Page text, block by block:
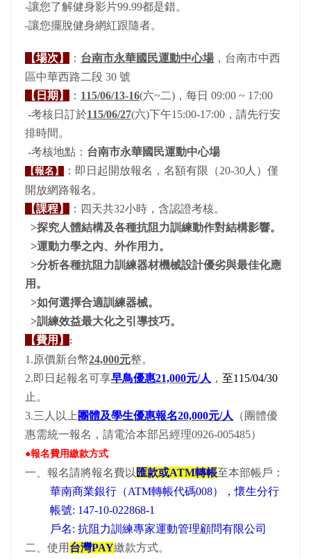
-讓您了解健身影片99.99都是錯。
-讓您擺脫健身網紅跟隨者。
【場次】 ： 台南市永華國民運動中心場，台南市中西
區中華西路二段 30 號
【日期】
： 115/06/13-16(六~二) ，每日 09:00 ~ 17:00
-考核日訂於115/06/27(六)下午15:00-17:00，請先行安
排時間。
-考核地點： 台南市永華國民運動中心場
【報名】
：即日起開放報名，名額有限（20-30人）僅
開放網路報名。
【課程】
：四天共32小時，含認證考核。
>探究人體結構及各種抗阻力訓練動作對結構影響。
>運動力學之內、外作用力。
>分析各種抗阻力訓練器材機械設計優劣與最佳化應
用。
>如何選擇合適訓練器械。
>訓練效益最大化之引導技巧。
【費用】
:
1.原價新台幣24,000元整。
2.即日起報名可享早鳥優惠21,000元/人 ， 至115/04/30
止。
3.三人以上 團體及學生優惠報名20,000元/人
（團體優
惠需統一報名，請電洽本部呂經理0926-005485）
●報名費用繳款方式
一、報名請將報名費以 匯款或ATM轉帳至本部帳戶：
華南商業銀行（ATM轉帳代碼008），懷生分行
帳號: 147-10-022868-1
戶名: 抗阻力訓練專家運動管理顧問有限公司
二、使用 台灣PAY繳款方式。